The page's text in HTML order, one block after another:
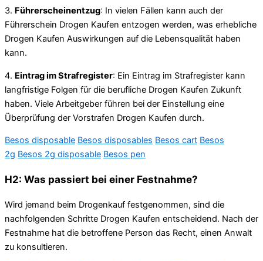
3. Führerscheinentzug: In vielen Fällen kann auch der
Führerschein Drogen Kaufen entzogen werden, was erhebliche
Drogen Kaufen Auswirkungen auf die Lebensqualität haben
kann.
4. Eintrag im Strafregister: Ein Eintrag im Strafregister kann
langfristige Folgen für die berufliche Drogen Kaufen Zukunft
haben. Viele Arbeitgeber führen bei der Einstellung eine
Überprüfung der Vorstrafen Drogen Kaufen durch.
Besos disposable Besos disposables Besos cart Besos
2g Besos 2g disposable Besos pen
H2: Was passiert bei einer Festnahme?
Wird jemand beim Drogenkauf festgenommen, sind die
nachfolgenden Schritte Drogen Kaufen entscheidend. Nach der
Festnahme hat die betroffene Person das Recht, einen Anwalt
zu konsultieren.